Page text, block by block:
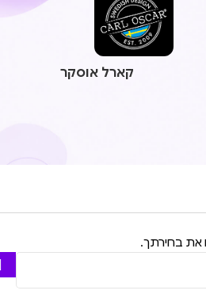
קארל אוסקר
את בחירתך.